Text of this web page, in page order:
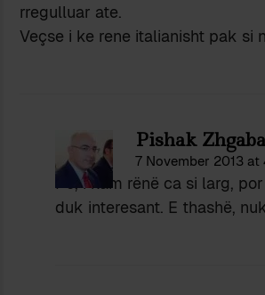
rregulluar ate.
Veçse i ke rene italianisht pak si
Pishak
7 November 2013 at
Po, i kam rënë ca si larg,
duk interesant. E thashë,